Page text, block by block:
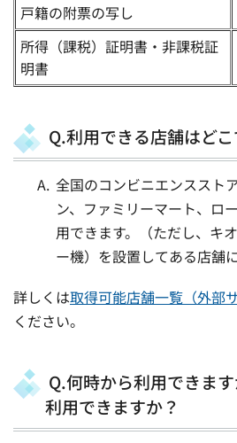
戸籍の附票の写し
所得（課税）証明書・非課税証
明書
Q.利用できる店舗はどこ
全国のコンビニエンススト
ン、ファミリーマート、ロ
用できます。（ただし、キ
ー機）を設置してある店舗
詳しくは取得可能店舗一覧（外部
ください。
Q.何時から利用できま
利用できますか？